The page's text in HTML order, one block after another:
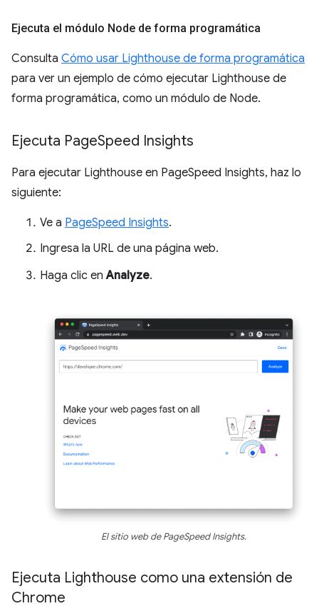
Ejecuta el módulo Node de forma programática
Consulta Cómo usar Lighthouse de forma programática
para ver un ejemplo de cómo ejecutar Lighthouse de
forma programática, como un módulo de Node.
Ejecuta PageSpeed Insights
Para ejecutar Lighthouse en PageSpeed Insights, haz lo
siguiente:
Ve a PageSpeed Insights.
Ingresa la URL de una página web.
Haga clic enAnalyze.
El sitio web de PageSpeed Insights.
Ejecuta Lighthouse como una extensión de
Chrome